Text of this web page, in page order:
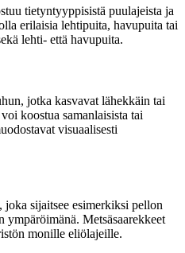
tietyntyyppisistä puulajeista ja
erilaisia lehtipuita, havupuita tai
lehti- että havupuita.
jotka kasvavat lähekkäin tai
koostua samanlaisista tai
visuaalisesti
joka sijaitsee esimerkiksi pellon
ympäröimänä. Metsäsaarekkeet
monille eliölajeille.